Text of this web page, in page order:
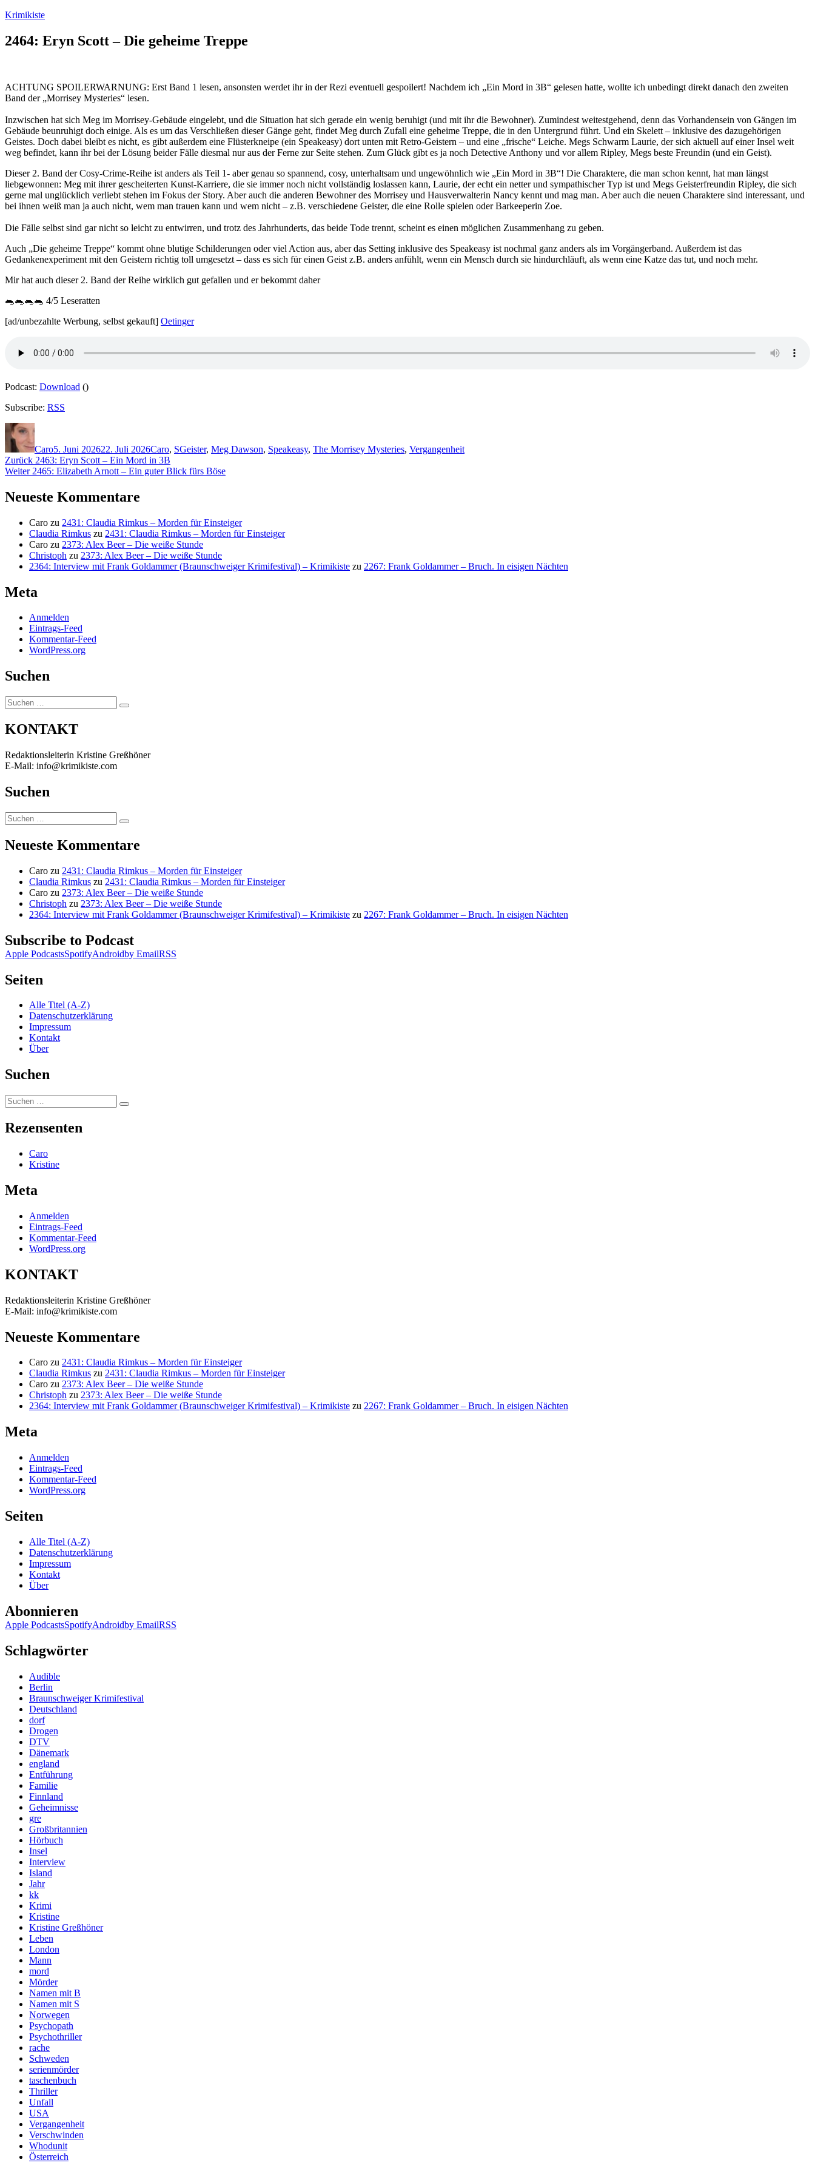
Zum
springen
Krimikiste
2464: Eryn Scott – Die geheime Treppe
ACHTUNG SPOILERWARNUNG: Erst Band 1 lesen, ansonsten werdet ihr in der Rezi eventuell gespoilert! Nachdem ich „Ein Mord in 3B“ gelesen hatte, wollte ich unbedingt direkt danach den zweiten
Band der „Morrisey Mysteries“ lesen.
Inzwischen hat sich Meg im Morrisey-Gebäude eingelebt, und die Situation hat sich gerade ein wenig beruhigt (und mit ihr die Bewohner). Zumindest weitestgehend, denn das Vorhandensein von Gängen im
Gebäude beunruhigt doch einige. Als es um das Verschließen dieser Gänge geht, findet Meg durch Zufall eine geheime Treppe, die in den Untergrund führt. Und ein Skelett – inklusive des dazugehörigen
Geistes. Doch dabei bleibt es nicht, es gibt außerdem eine Flüsterkneipe (ein Speakeasy) dort unten mit Retro-Geistern – und eine „frische“ Leiche. Megs Schwarm Laurie, der sich aktuell auf einer Insel weit
weg befindet, kann ihr bei der Lösung beider Fälle diesmal nur aus der Ferne zur Seite stehen. Zum Glück gibt es ja noch Detective Anthony und vor allem Ripley, Megs beste Freundin (und ein Geist).
Dieser 2. Band der Cosy-Crime-Reihe ist anders als Teil 1- aber genau so spannend, cosy, unterhaltsam und ungewöhnlich wie „Ein Mord in 3B“! Die Charaktere, die man schon kennt, hat man längst
liebgewonnen: Meg mit ihrer gescheiterten Kunst-Karriere, die sie immer noch nicht vollständig loslassen kann, Laurie, der echt ein netter und sympathischer Typ ist und Megs Geisterfreundin Ripley, die sich
gerne mal unglücklich verliebt stehen im Fokus der Story. Aber auch die anderen Bewohner des Morrisey und Hausverwalterin Nancy kennt und mag man. Aber auch die neuen Charaktere sind interessant, und
bei ihnen weiß man ja auch nicht, wem man trauen kann und wem nicht – z.B. verschiedene Geister, die eine Rolle spielen oder Barkeeperin Zoe.
Die Fälle selbst sind gar nicht so leicht zu entwirren, und trotz des Jahrhunderts, das beide Tode trennt, scheint es einen möglichen Zusammenhang zu geben.
Auch „Die geheime Treppe“ kommt ohne blutige Schilderungen oder viel Action aus, aber das Setting inklusive des Speakeasy ist nochmal ganz anders als im Vorgängerband. Außerdem ist das
Gedankenexperiment mit den Geistern richtig toll umgesetzt – dass es sich für einen Geist z.B. anders anfühlt, wenn ein Mensch durch sie hindurchläuft, als wenn eine Katze das tut, und noch mehr.
Mir hat auch dieser 2. Band der Reihe wirklich gut gefallen und er bekommt daher
🐀🐀🐀🐀 4/5 Leseratten
[ad/unbezahlte Werbung, selbst gekauft] Oetinger
Podcast: Download ()
Subscribe: RSS
Autor
Caro5. Juni 202622. Juli 2026Caro, SGeister, Meg Dawson, Speakeasy, The Morrisey Mysteries, Vergangenheit
Beitragsnavigation
Zurück Vorheriger
Beitrag:
2463: Eryn Scott – Ein Mord in 3B
Weiter Nächster
2465: Elizabeth Arnott – Ein guter Blick fürs Böse
Neueste Kommentare
Caro zu 2431: Claudia Rimkus – Morden für Einsteiger
Claudia Rimkus zu 2431: Claudia Rimkus – Morden für Einsteiger
Caro zu 2373: Alex Beer – Die weiße Stunde
Christoph zu 2373: Alex Beer – Die weiße Stunde
2364: Interview mit Frank Goldammer (Braunschweiger Krimifestival) – Krimikiste zu 2267: Frank Goldammer – Bruch. In eisigen Nächten
Meta
Anmelden
Eintrags-Feed
Kommentar-Feed
WordPress.org
Suchen
Suchen
nach:
Suchen
KONTAKT
Redaktionsleiterin Kristine Greßhöner
E-Mail: info@krimikiste.com
Suchen
Suchen
nach:
Suchen
Neueste Kommentare
Caro zu 2431: Claudia Rimkus – Morden für Einsteiger
Claudia Rimkus zu 2431: Claudia Rimkus – Morden für Einsteiger
Caro zu 2373: Alex Beer – Die weiße Stunde
Christoph zu 2373: Alex Beer – Die weiße Stunde
2364: Interview mit Frank Goldammer (Braunschweiger Krimifestival) – Krimikiste zu 2267: Frank Goldammer – Bruch. In eisigen Nächten
Subscribe to Podcast
Apple PodcastsSpotifyAndroidby EmailRSS
Seiten
Alle Titel (A-Z)
Datenschutzerklärung
Impressum
Kontakt
Über
Suchen
Suchen
nach:
Suchen
Rezensenten
Caro
Kristine
Meta
Anmelden
Eintrags-Feed
Kommentar-Feed
WordPress.org
KONTAKT
Redaktionsleiterin Kristine Greßhöner
E-Mail: info@krimikiste.com
Neueste Kommentare
Caro zu 2431: Claudia Rimkus – Morden für Einsteiger
Claudia Rimkus zu 2431: Claudia Rimkus – Morden für Einsteiger
Caro zu 2373: Alex Beer – Die weiße Stunde
Christoph zu 2373: Alex Beer – Die weiße Stunde
2364: Interview mit Frank Goldammer (Braunschweiger Krimifestival) – Krimikiste zu 2267: Frank Goldammer – Bruch. In eisigen Nächten
Meta
Anmelden
Eintrags-Feed
Kommentar-Feed
WordPress.org
Seiten
Alle Titel (A-Z)
Datenschutzerklärung
Impressum
Kontakt
Über
Abonnieren
Apple PodcastsSpotifyAndroidby EmailRSS
Schlagwörter
Audible
Berlin
Braunschweiger Krimifestival
Deutschland
dorf
Drogen
DTV
Dänemark
england
Entführung
Familie
Finnland
Geheimnisse
gre
Großbritannien
Hörbuch
Insel
Interview
Island
Jahr
kk
Krimi
Kristine
Kristine Greßhöner
Leben
London
Mann
mord
Mörder
Namen mit B
Namen mit S
Norwegen
Psychopath
Psychothriller
rache
Schweden
serienmörder
taschenbuch
Thriller
Unfall
USA
Vergangenheit
Verschwinden
Whodunit
Österreich